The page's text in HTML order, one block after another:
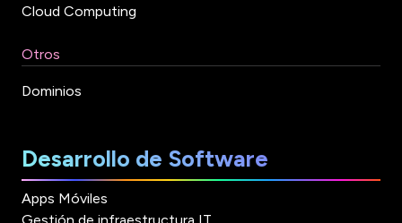
Cloud Computing
Otros
Dominios
Desarrollo de Software
Apps Móviles